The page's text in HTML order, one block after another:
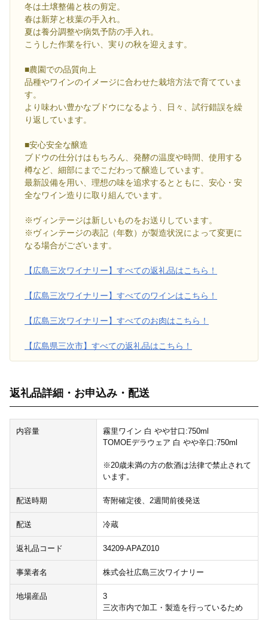
冬は土壌整備と枝の剪定。
春は新芽と枝葉の手入れ。
夏は養分調整や病気予防の手入れ。
こうした作業を行い、実りの秋を迎えます。
■農園での品質向上
品種やワインのイメージに合わせた栽培方法で育てていま
す。
より味わい豊かなブドウになるよう、日々、試行錯誤を繰
り返しています。
■安心安全な醸造
ブドウの仕分けはもちろん、発酵の温度や時間、使用する
樽など、細部にまでこだわって醸造しています。
最新設備を用い、理想の味を追求するとともに、安心・安
全なワイン造りに取り組んでいます。
※ヴィンテージは新しいものをお送りしています。
※ヴィンテージの表記（年数）が製造状況によって変更に
なる場合がございます。
【広島三次ワイナリー】すべての返礼品はこちら！
【広島三次ワイナリー】すべてのワインはこちら！
【広島三次ワイナリー】すべてのお肉はこちら！
【広島県三次市】すべての返礼品はこちら！
返礼品詳細・お申込み・配送
内容量
霧里ワイン 白 やや甘口:750ml
TOMOEデラウェア 白 やや辛口:750ml
※20歳未満の方の飲酒は法律で禁止されて
います。
配送時期 寄附確定後、2週間前後発送
配送 冷蔵
返礼品コード 34209-APAZ010
事業者名 株式会社広島三次ワイナリー
地場産品
3
三次市内で加工・製造を行っているため